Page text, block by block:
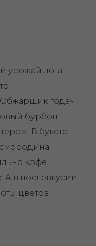
урожай лота,
года»
бурбон
В букете
кофе
А в послевкусии
цветов